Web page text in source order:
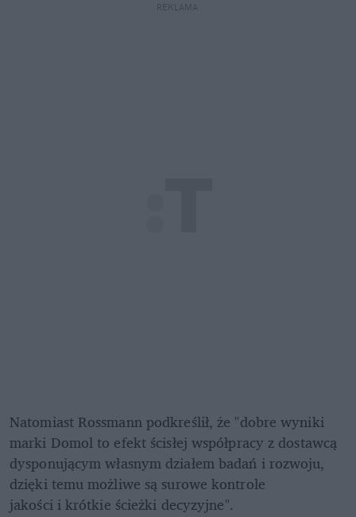
REKLAMA
Natomiast Rossmann podkreślił, że "dobre wyniki
marki Domol to efekt ścisłej współpracy z dostawcą
dysponującym własnym działem badań i rozwoju,
dzięki temu możliwe są surowe kontrole
jakości i krótkie ścieżki decyzyjne".